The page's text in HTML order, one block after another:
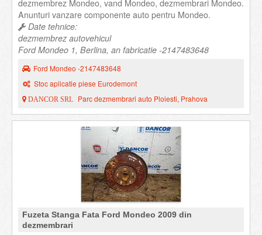
dezmembrez Mondeo, vand Mondeo, dezmembrari Mondeo.
Anunturi vanzare componente auto pentru Mondeo.
Date tehnice:
dezmembrez autovehicul
Ford Mondeo 1, Berlina, an fabricatie -2147483648
Ford Mondeo -2147483648
Stoc aplicatie piese Eurodemont
DANCOR SRL Parc dezmembrari auto Ploiesti, Prahova
Fuzeta Stanga Fata Ford Mondeo 2009 din
dezmembrari